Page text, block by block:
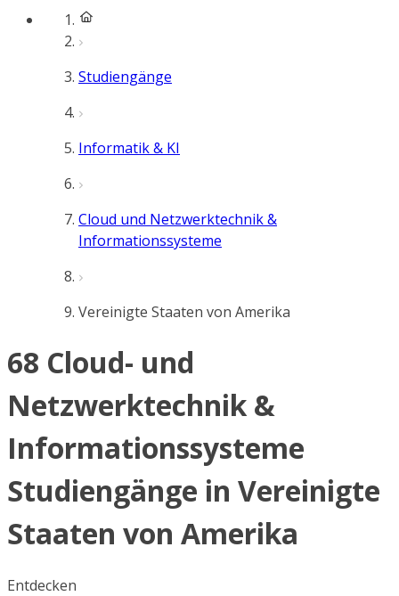
Studiengänge
Informatik & KI
Cloud und Netzwerktechnik &
Informationssysteme
Vereinigte Staaten von Amerika
68 Cloud- und
Netzwerktechnik &
Informationssysteme
Studiengänge in Vereinigte
Staaten von Amerika
Entdecken